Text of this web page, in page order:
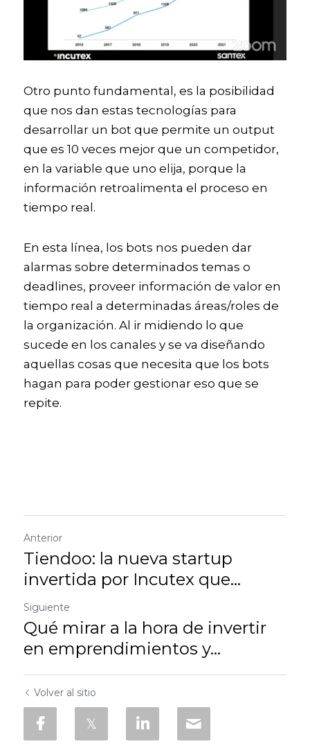
Otro punto fundamental, es la posibilidad
que nos dan estas tecnologías para
desarrollar un bot que permite un output
que es 10 veces mejor que un competidor,
en la variable que uno elija, porque la
información retroalimenta el proceso en
tiempo real.
En esta línea, los bots nos pueden dar
alarmas sobre determinados temas o
deadlines, proveer información de valor en
tiempo real a determinadas áreas/roles de
la organización. Al ir midiendo lo que
sucede en los canales y se va diseñando
aquellas cosas que necesita que los bots
hagan para poder gestionar eso que se
repite.
Anterior
Tiendoo: la nueva startup
invertida por Incutex que...
Siguiente
Qué mirar a la hora de invertir
en emprendimientos y...
Volver al sitio